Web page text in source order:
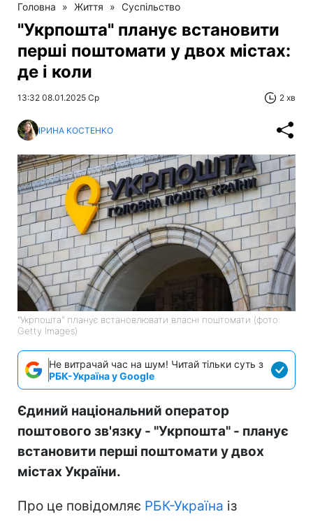
Головна » Життя » Суспільство
"Укрпошта" планує встановити
перші поштомати у двох містах:
де і коли
13:32 08.01.2025 Ср 2 хв
ІРИНА КОСТЕНКО
"Укрпошта" планує встановлювати власні поштомати (фото:
Getty Images)
Не витрачай час на шум! Читай тільки суть з
РБК-Україна у Google
Єдиний національний оператор
поштового зв'язку - "Укрпошта" - планує
встановити перші поштомати у двох
містах України.
Про це повідомляє РБК-Україна із